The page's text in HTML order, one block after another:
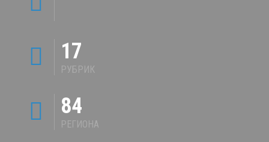
17
РУБРИК
84
РЕГИОНА